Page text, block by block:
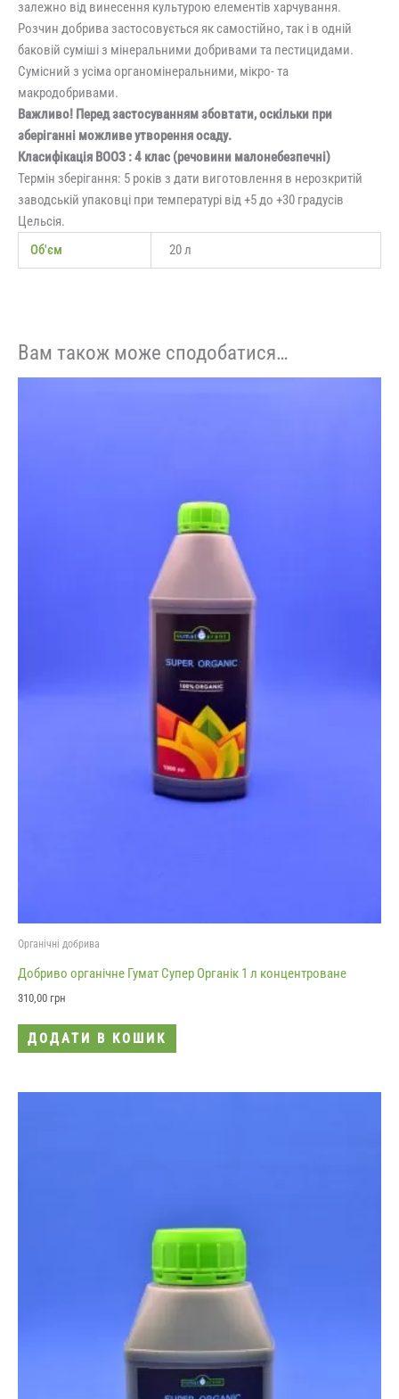
залежно від винесення культурою елементів харчування.
Розчин добрива застосовується як самостійно, так і в одній
баковій суміші з мінеральними добривами та пестицидами.
Сумісний з усіма органомінеральними, мікро- та
макродобривами.
Важливо! Перед застосуванням збовтати, оскільки при
зберіганні можливе утворення осаду.
Класифікація ВООЗ : 4 клас (речовини малонебезпечні)
Термін зберігання: 5 років з дати виготовлення в нерозкритій
заводській упаковці при температурі від +5 до +30 градусів
Цельсія.
Об'єм
20 л
Вам також може сподобатися…
Органічні добрива
Добриво органічне Гумат Супер Органік 1 л концентроване
310,00 грн
ДОДАТИ В КОШИК